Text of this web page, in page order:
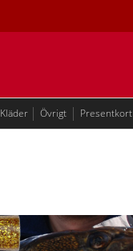
Kläder Övrigt Presentkort